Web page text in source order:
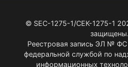
© SEC-1275-1/СЕК-1275-1
защищены.
Реестровая запись ЭЛ №
федеральной службой по
информационных